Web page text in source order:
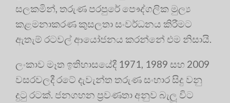
සලකමින්, තරුණ පරපුරේ පෞද්ගලික මුල්‍ය
කළමනාකරණ කුසලතා සංවර්ධනය කිරීමට
ඇතැම් රටවල් ආයෝජනය කරන්නේ එම නිසායි.
ලංකාව මෑත ඉතිහාසයේදී 1971, 1989 සහ 2009
වසරවලදී රටේ දැවැන්ත තරුණ සංහාර සිදු වනු
දුටු රටක්. ජනගහන ප්‍ර‍වණතා අනුව බැලූ විට